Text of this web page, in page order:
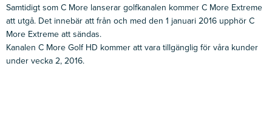
Samtidigt som C More lanserar golfkanalen kommer C More Extreme
att utgå. Det innebär att från och med den 1 januari 2016 upphör C
More Extreme att sändas.
Kanalen C More Golf HD kommer att vara tillgänglig för våra kunder
under vecka 2, 2016.